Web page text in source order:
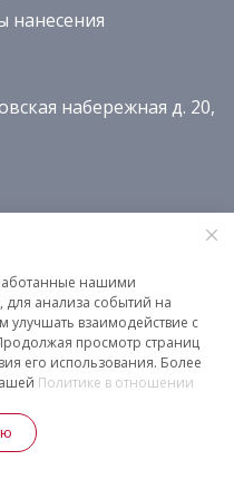
нанесения
набережная д. 20,
нашими
для анализа событий на
улучшать взаимодействие с
просмотр страниц
его использования. Более
Политике в отношении